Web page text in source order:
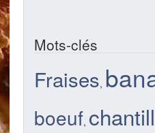
Mots-clés
Fraises,
boeuf,